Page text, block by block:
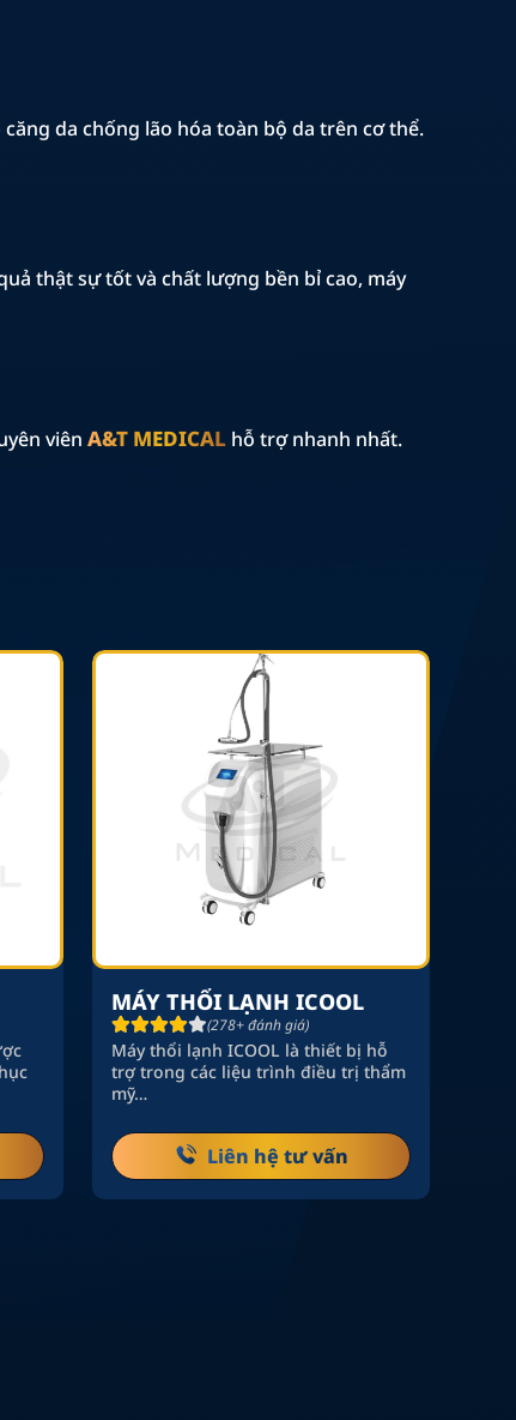
da chống lão hóa toàn bộ da trên cơ thể.
thật sự tốt và chất lượng bền bỉ cao, máy
viên A&T MEDICAL hỗ trợ nhanh nhất.
MÁY THỔI LẠNH ICOOL
(278+ đánh giá)
Máy thổi lạnh ICOOL là thiết bị hỗ
trợ trong các liệu trình điều trị thẩm
mỹ…
Liên hệ tư vấn